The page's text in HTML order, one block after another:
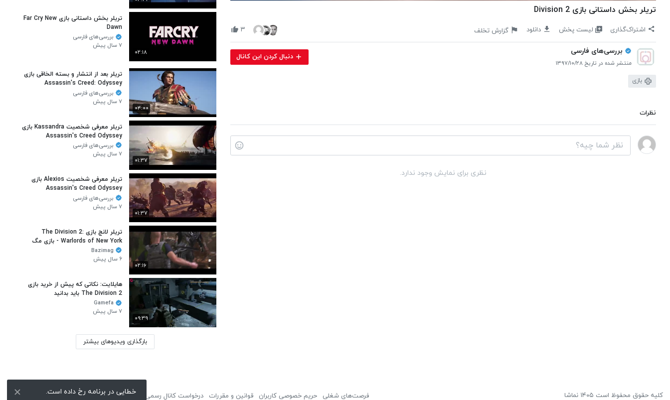
تریلر بخش داستانی بازی Division 2
اشتراک‌گذاری لیست پخش دانلود گزارش تخلف ۳
بررسی‌های فارسی
منتشر شده در تاریخ ۱۳۹۷/۱۰/۲۸
دنبال کردن این کانال
بازی
نظرات
نظری برای نمایش وجود ندارد.
۰۲:۱۸
تریلر بخش داستانی بازی Far Cry New
Dawn
بررسی‌های فارسی
۷ سال پیش
۰۴:۰۰
تریلر بعد از انتشار و بسته الخاقی بازی
Assassin's Creed: Odyssey
بررسی‌های فارسی
۷ سال پیش
۰۱:۳۷
تریلر معرفی شخصیت Kassandra بازی
Assassin's Creed Odyssey
بررسی‌های فارسی
۷ سال پیش
۰۱:۳۷
تریلر معرفی شخصیت Alexios بازی
Assassin's Creed Odyssey
بررسی‌های فارسی
۷ سال پیش
۰۲:۱۶
تریلر لانچ بازی The Division 2:
Warlords of New York - بازی مگ
Bazimag
۶ سال پیش
۰۹:۳۹
هایلایت: نکاتی که پیش از خرید بازی
The Division 2 باید بدانید
Gamefa
۷ سال پیش
بارگذاری ویدیوهای بیشتر
کلیه حقوق محفوظ است ۱۴۰۵ نماشا فرصت‌های شغلی حریم خصوصی کاربران قوانین و مقررات درخواست کانال رسمی لوگوی نماشا تبلیغات گزارش تخلف تماس با ما